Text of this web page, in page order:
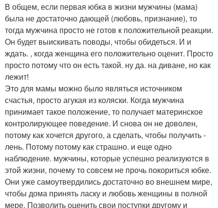
В общем, если первая юбка в жизни мужчины (мама)
была не достаточно дающей (любовь, признание), то
тогда мужчина просто не готов к положительной реакции.
Он будет выискивать поводы, чтобы обидеться. И и
ждать. , когда женщина его положительно оценит. Просто
просто потому что он есть такой. ну да. на диване, но как
лежит!
Это для мамы можно было являться источником
счастья, просто агукая из коляски. Когда мужчина
принимает такое положение, то получает материнское
контролирующее поведение. И снова он не доволен,
потому как хочется другого, а сделать, чтобы получить -
лень. Потому потому как страшно. и еще одно
наблюдение. мужчины, которые успешно реализуются в
этой жизни, почему то совсем не прочь покориться юбке.
Они уже самоутвердились достаточно во внешнем мире,
чтобы дома принять ласку и любовь женщины в полной
мере. Позволить оценить свои поступки другому и